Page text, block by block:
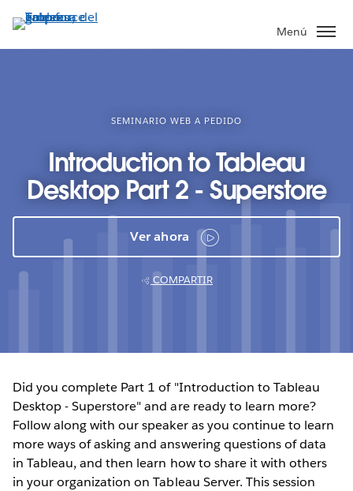
contenido
Menú
SEMINARIO WEB A PEDIDO
Introduction to Tableau
Desktop Part 2 - Superstore
Ver ahora
COMPARTIR
Did you complete Part 1 of "Introduction to Tableau
Desktop - Superstore" and are ready to learn more?
Follow along with our speaker as you continue to learn
more ways of asking and answering questions of data
in Tableau, and then learn how to share it with others
in your organization on Tableau Server. This session